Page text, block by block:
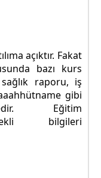
açıktır. Fakat
bazı kurs
raporu, iş
gibi
Eğitim
bilgileri